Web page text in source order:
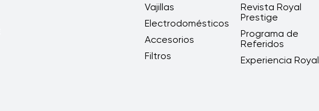
Vajillas
Electrodomésticos
Accesorios
Filtros
Revista Royal
Prestige
Programa de
Referidos
Experiencia Royal